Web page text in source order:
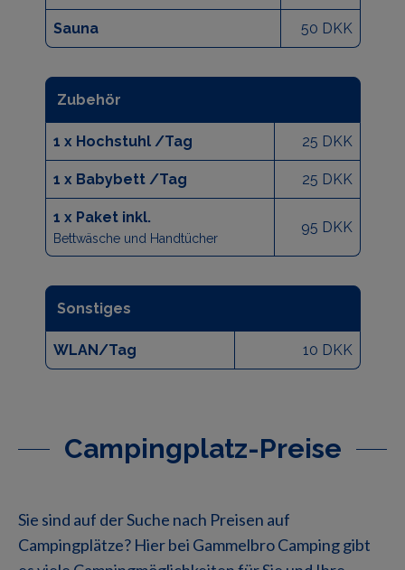
Sauna 50 DKK
Zubehör
1 x Hochstuhl /Tag 25 DKK
1 x Babybett /Tag 25 DKK
1 x Paket inkl.
Bettwäsche und Handtücher
95 DKK
Sonstiges
WLAN/Tag 10 DKK
Campingplatz-Preise
Sie sind auf der Suche nach Preisen auf
Campingplätze? Hier bei Gammelbro Camping gibt